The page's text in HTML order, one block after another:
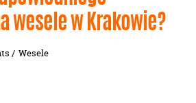
wesele w Krakowie?
/ Wesele